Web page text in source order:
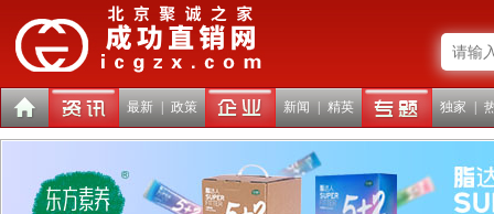
最新 政策 新闻 精英 独家